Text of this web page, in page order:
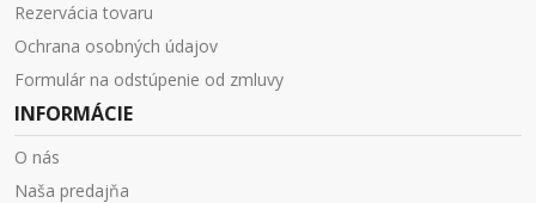
Rezervácia tovaru
Ochrana osobných údajov
Formulár na odstúpenie od zmluvy
INFORMÁCIE
O nás
Naša predajňa